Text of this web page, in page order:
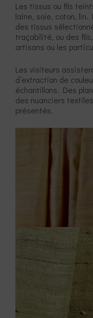
Les tissus ou fils
laine, soie, coton, lin.
des tissus
traçabilité, ou des
artisans ou les
Les visiteurs
d’extraction de
échantillons. Des
des nuanciers
présentés.